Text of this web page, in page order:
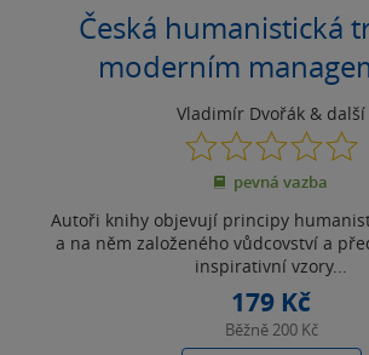
Česká humanistická
moderním
Vladimír Dvořák & další
0.0
z
5
pevná vazba
Autoři knihy objevují principy
a na něm založeného vůdcovství a
inspirativní vzory...
179 Kč
Běžně200 Kč